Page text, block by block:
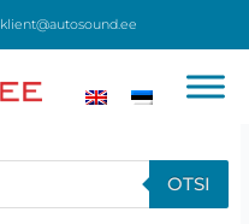
klient@autosound.ee
OTSI